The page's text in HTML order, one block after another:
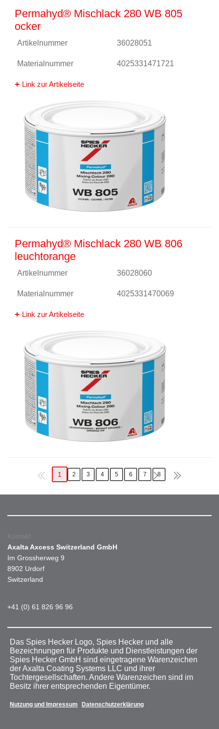
Permahyd® Mischlack 280 WB 805
ocker
Artikelnummer 36028051
Materialnummer 4025331471721
Link zur Artikelseite
Permahyd® Mischlack 280 WB 806
leuchtorange
Artikelnummer 36028060
Materialnummer 4025331470069
Link zur Artikelseite
1 2 3 4 5 6 7 8
Kontakt
Axalta Axcess Switzerland GmbH
Im Grossherweg 9
8902 Urdorf
Switzerland
+41 (0) 61 826 96 96
Das Spies Hecker Logo, Spies Hecker und alle
Bezeichnungen für Produkte und Dienstleistungen der
Spies Hecker GmbH sind eingetragene Warenzeichen
der Axalta Coating Systems LLC und ihrer
Tochtergesellschaften. Andere Warenzeichen sind im
Besitz ihrer entsprechenden Eigentümer.
Nutzung und Impressum Datenschutzerklärung